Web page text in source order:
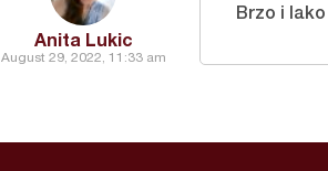
Anita Lukic
August 29, 2022, 11:33 am
Brzo i